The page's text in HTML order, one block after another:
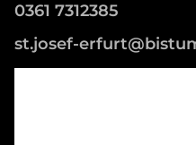
0361 7312385
st.josef-